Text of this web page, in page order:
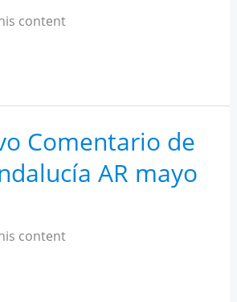
content
Comentario de
AR mayo
content